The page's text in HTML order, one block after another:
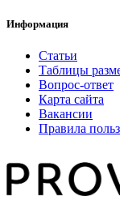
Информация
Статьи
Таблицы
Вопрос-ответ
Карта сайта
Вакансии
Правила